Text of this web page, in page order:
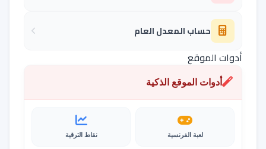
حساب المعدل العام
أدوات الموقع
أدوات الموقع الذكية
لعبة الفرنسية نقاط الترقية